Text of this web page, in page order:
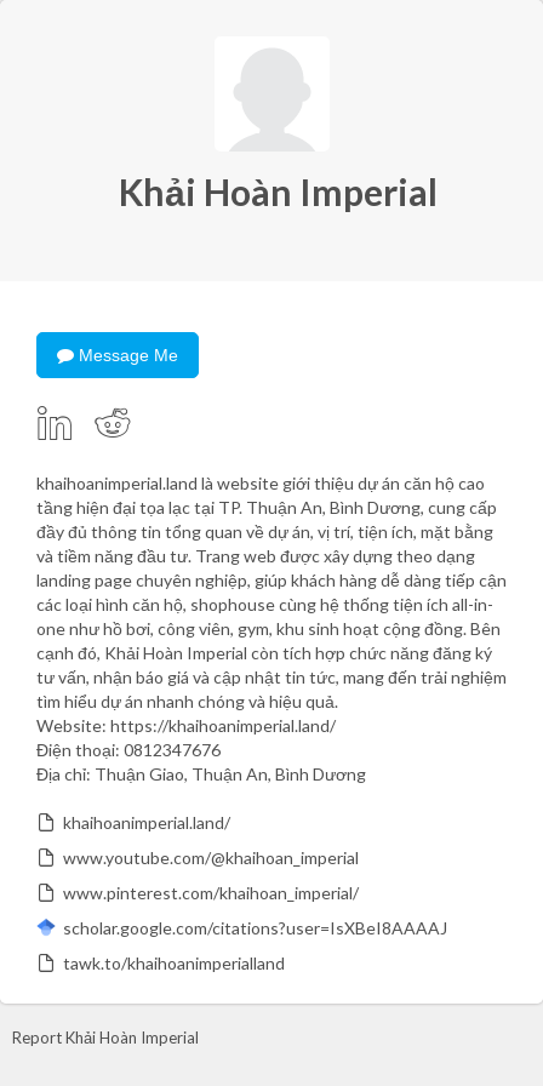
Khải Hoàn Imperial
Message Me
khaihoanimperial.land là website giới thiệu dự án căn hộ cao
tầng hiện đại tọa lạc tại TP. Thuận An, Bình Dương, cung cấp
đầy đủ thông tin tổng quan về dự án, vị trí, tiện ích, mặt bằng
và tiềm năng đầu tư. Trang web được xây dựng theo dạng
landing page chuyên nghiệp, giúp khách hàng dễ dàng tiếp cận
các loại hình căn hộ, shophouse cùng hệ thống tiện ích all-in-
one như hồ bơi, công viên, gym, khu sinh hoạt cộng đồng. Bên
cạnh đó, Khải Hoàn Imperial còn tích hợp chức năng đăng ký
tư vấn, nhận báo giá và cập nhật tin tức, mang đến trải nghiệm
tìm hiểu dự án nhanh chóng và hiệu quả.
Website: https://khaihoanimperial.land/
Điện thoại: 0812347676
Địa chỉ: Thuận Giao, Thuận An, Bình Dương
khaihoanimperial.land/
www.youtube.com/@khaihoan_imperial
www.pinterest.com/khaihoan_imperial/
scholar.google.com/citations?user=IsXBeI8AAAAJ
tawk.to/khaihoanimperialland
Report Khải Hoàn Imperial